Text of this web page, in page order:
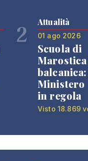
2 Attualità
01 ago 2026
Scuola di
Ministero
in regola
Visto 18.869